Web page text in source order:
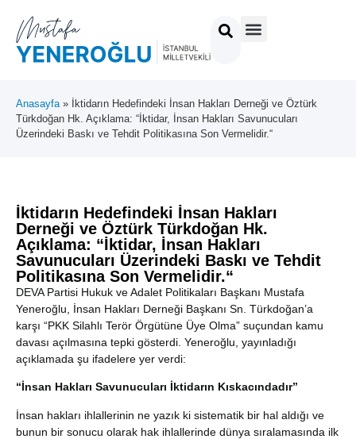
Anasayfa »
İktidarın Hedefindeki İnsan Hakları Derneği ve Öztürk
Türkdoğan Hk. Açıklama: “İktidar, İnsan Hakları Savunucuları
Üzerindeki Baskı ve Tehdit Politikasına Son Vermelidir.“
İktidarın Hedefindeki İnsan Hakları
Derneği ve Öztürk Türkdoğan Hk.
Açıklama: “İktidar, İnsan Hakları
Savunucuları Üzerindeki Baskı ve Tehdit
Politikasına Son Vermelidir.“
DEVA Partisi Hukuk ve Adalet Politikaları Başkanı Mustafa
Yeneroğlu, İnsan Hakları Derneği Başkanı Sn. Türkdoğan’a
karşı “PKK Silahlı Terör Örgütüne Üye Olma” suçundan kamu
davası açılmasına tepki gösterdi. Yeneroğlu, yayınladığı
açıklamada şu ifadelere yer verdi:
“İnsan Hakları Savunucuları İktidarın Kıskacındadır”
İnsan hakları ihlallerinin ne yazık ki sistematik bir hal aldığı ve
bunun bir sonucu olarak hak ihlallerinde dünya sıralamasında ilk